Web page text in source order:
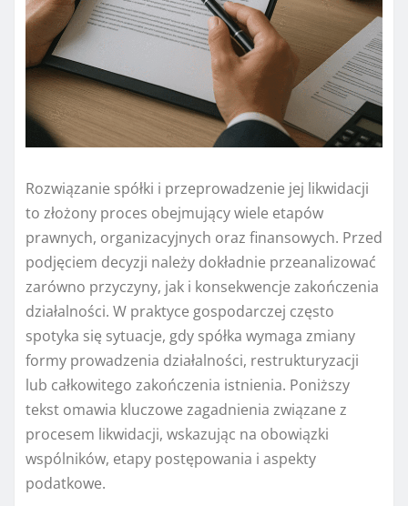
Rozwiązanie spółki i przeprowadzenie jej likwidacji
to złożony proces obejmujący wiele etapów
prawnych, organizacyjnych oraz finansowych. Przed
podjęciem decyzji należy dokładnie przeanalizować
zarówno przyczyny, jak i konsekwencje zakończenia
działalności. W praktyce gospodarczej często
spotyka się sytuacje, gdy spółka wymaga zmiany
formy prowadzenia działalności, restrukturyzacji
lub całkowitego zakończenia istnienia. Poniższy
tekst omawia kluczowe zagadnienia związane z
procesem likwidacji, wskazując na obowiązki
wspólników, etapy postępowania i aspekty
podatkowe.